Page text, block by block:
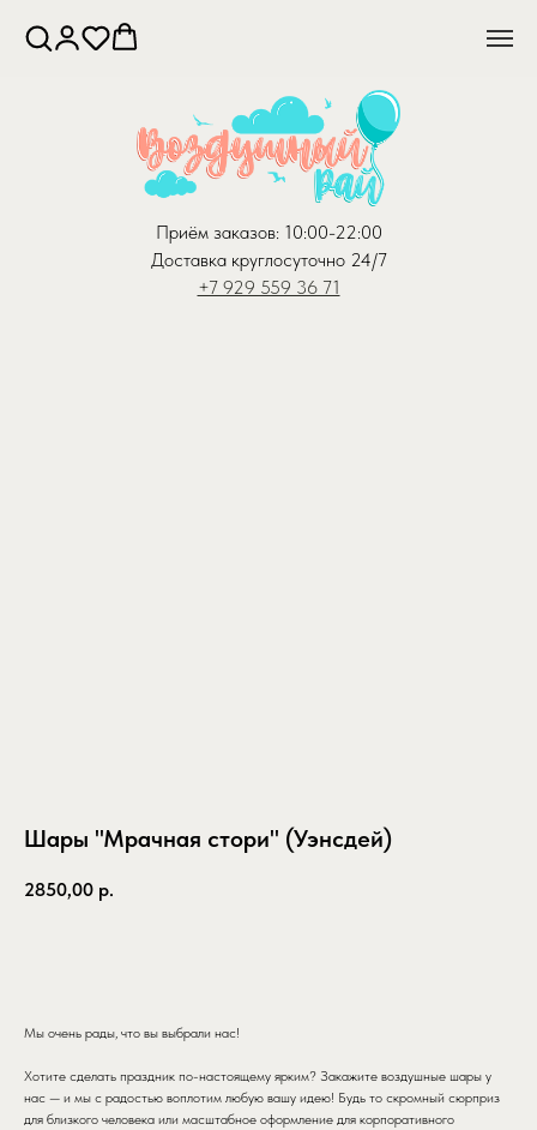
Приём заказов: 10:00-22:00
Доставка круглосуточно 24/7
+7 929 559 36 71
Шары "Мрачная стори" (Уэнсдей)
2850,00 р.
Мы очень рады, что вы выбрали нас!
Хотите сделать праздник по-настоящему ярким? Закажите воздушные шары у
нас — и мы с радостью воплотим любую вашу идею! Будь то скромный сюрприз
для близкого человека или масштабное оформление для корпоративного